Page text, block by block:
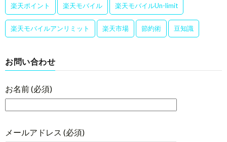
楽天ポイント 楽天モバイル 楽天モバイルUn-limit
楽天モバイルアンリミット 楽天市場 節約術 豆知識
お問い合わせ
お名前 (必須)
メールアドレス (必須)